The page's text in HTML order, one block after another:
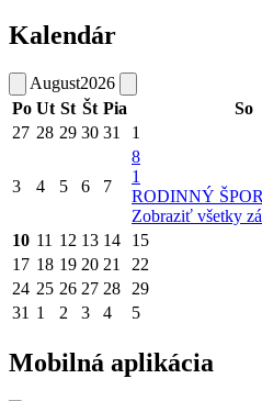
Kalendár
August2026
Po Ut St Št Pia So
27 28 29 30 31 1
3 4 5 6 7
8
1
RODINNÝ
Zobraziť všetky
10 11 12 13 14 15
17 18 19 20 21 22
24 25 26 27 28 29
31 1 2 3 4 5
Mobilná aplikácia